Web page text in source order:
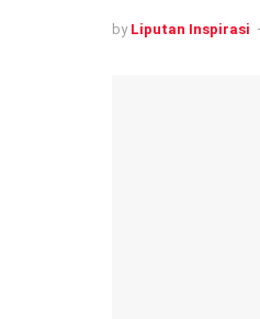
by Liputan Inspirasi